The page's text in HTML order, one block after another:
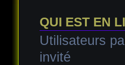
QUI EST EN
Utilisateurs
invité